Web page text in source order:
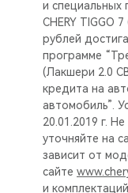
и
CHERY TIGGO
рублей
программе
(Лакшери 2.0
кредита на
автомобиль”.
20.01.2019 г.
уточняйте на
зависит от
сайте
и